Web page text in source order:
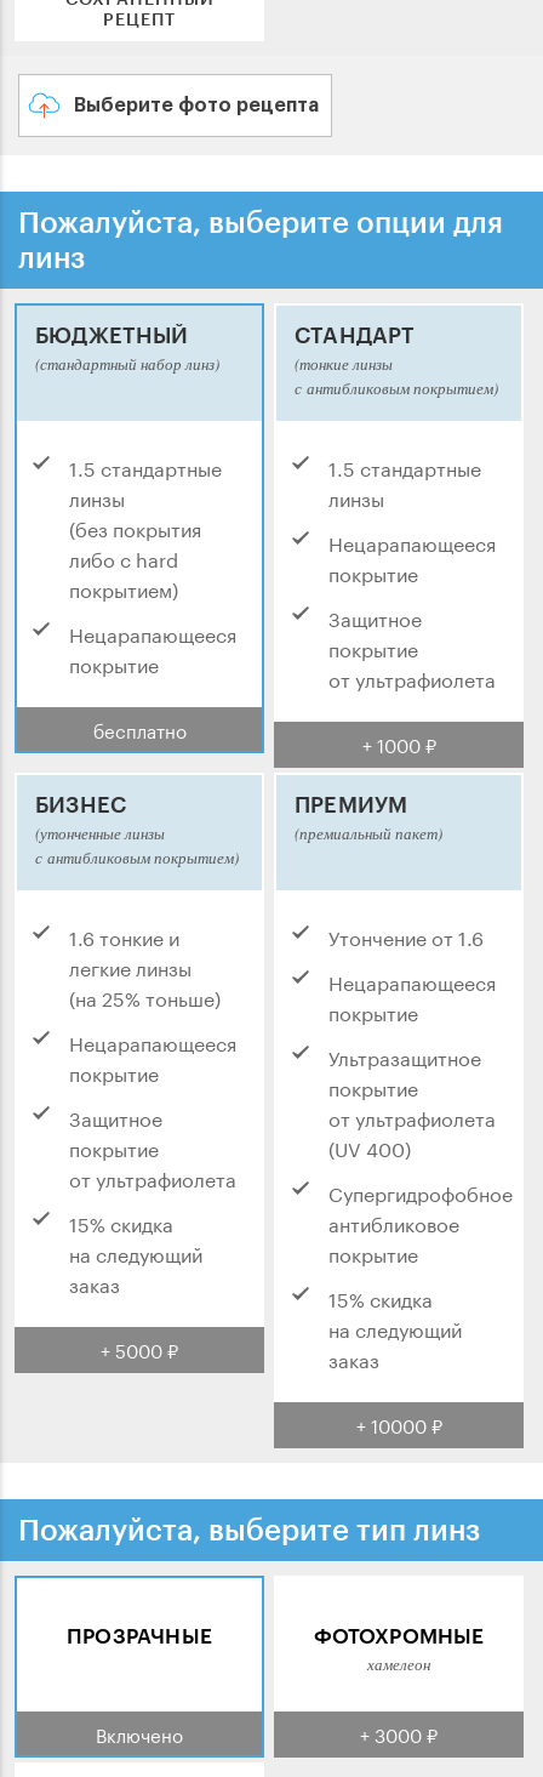
РЕЦЕПТ
Выберите фото рецепта
Пожалуйста, выберите опции для
линз
БЮДЖЕТНЫЙ
(стандартный набор линз)
1.5 стандартные
линзы
(без покрытия
либо с hard
покрытием)
Нецарапающееся
покрытие
бесплатно
СТАНДАРТ
(тонкие линзы
с антибликовым покрытием)
1.5 стандартные
линзы
Нецарапающееся
покрытие
Защитное
покрытие
от ультрафиолета
+ 1000 ₽
БИЗНЕС
(утонченные линзы
с антибликовым покрытием)
1.6 тонкие и
легкие линзы
(на 25% тоньше)
Нецарапающееся
покрытие
Защитное
покрытие
от ультрафиолета
15% скидка
на следующий
заказ
+ 5000 ₽
ПРЕМИУМ
(премиальный пакет)
Утончение от 1.6
Нецарапающееся
покрытие
Ультразащитное
покрытие
от ультрафиолета
(UV 400)
Супергидрофобное
антибликовое
покрытие
15% скидка
на следующий
заказ
+ 10000 ₽
Пожалуйста, выберите тип линз
ПРОЗРАЧНЫЕ
Включено
ФОТОХРОМНЫЕ
хамелеон
+ 3000 ₽